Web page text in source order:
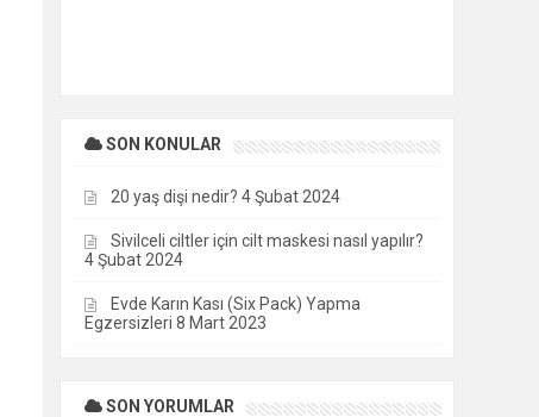
SON KONULAR
20 yaş dişi nedir? 4 Şubat 2024
Sivilceli ciltler için cilt maskesi nasıl yapılır?
4 Şubat 2024
Evde Karın Kası (Six Pack) Yapma
Egzersizleri 8 Mart 2023
SON YORUMLAR